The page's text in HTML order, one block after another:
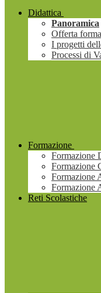
Didattica
Panoramica
Offerta
I progetti
Processi di
Formazione
Formazione
Formazione
Formazione
Formazione
Reti Scolastiche